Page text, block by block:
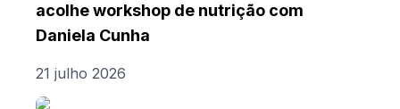
acolhe workshop de nutrição com
Daniela Cunha
21 julho 2026